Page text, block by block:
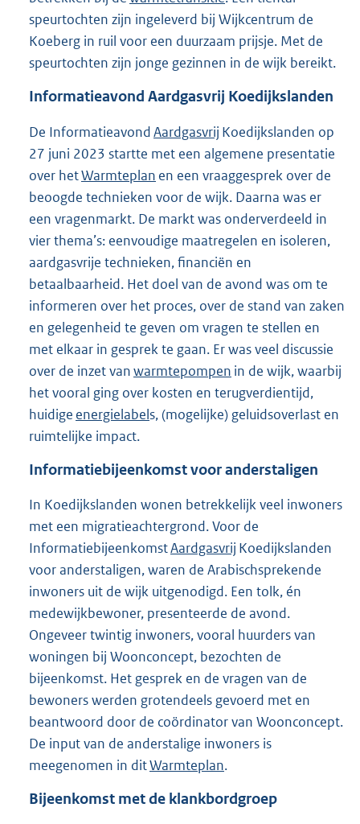
speurtochten zijn ingeleverd bij Wijkcentrum de
Koeberg in ruil voor een duurzaam prijsje. Met de
speurtochten zijn jonge gezinnen in de wijk bereikt.
Informatieavond Aardgasvrij Koedijkslanden
De InformatieavondAardgasvrij Koedijkslanden op
27 juni 2023 startte met een algemene presentatie
over hetWarmteplan en een vraaggesprek over de
beoogde technieken voor de wijk. Daarna was er
een vragenmarkt. De markt was onderverdeeld in
vier thema’s: eenvoudige maatregelen en isoleren,
aardgasvrije technieken, financiën en
betaalbaarheid. Het doel van de avond was om te
informeren over het proces, over de stand van zaken
en gelegenheid te geven om vragen te stellen en
met elkaar in gesprek te gaan. Er was veel discussie
over de inzet vanwarmtepompen in de wijk, waarbij
het vooral ging over kosten en terugverdientijd,
huidige energielabels, (mogelijke) geluidsoverlast en
ruimtelijke impact.
Informatiebijeenkomst voor anderstaligen
In Koedijkslanden wonen betrekkelijk veel inwoners
met een migratieachtergrond. Voor de
InformatiebijeenkomstAardgasvrij Koedijkslanden
voor anderstaligen, waren de Arabischsprekende
inwoners uit de wijk uitgenodigd. Een tolk, én
medewijkbewoner, presenteerde de avond.
Ongeveer twintig inwoners, vooral huurders van
woningen bij Woonconcept, bezochten de
bijeenkomst. Het gesprek en de vragen van de
bewoners werden grotendeels gevoerd met en
beantwoord door de coördinator van Woonconcept.
De input van de anderstalige inwoners is
meegenomen in ditWarmteplan.
Bijeenkomst met de klankbordgroep